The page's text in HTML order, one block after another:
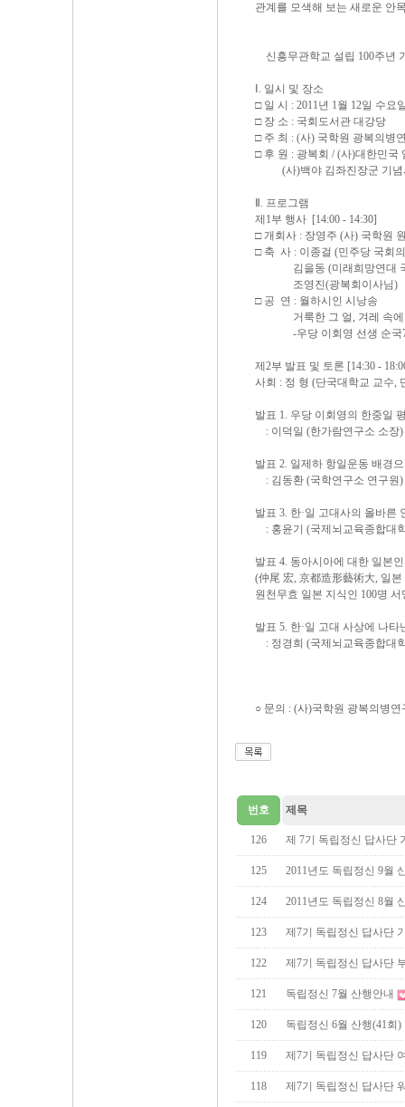
관계를 모색해 보는 새로운 안
신흥무관학교 설립 100주년
Ⅰ. 일시 및 장소
□ 일 시 : 2011년 1월 12일 수요
□ 장 소 : 국회도서관 대강당
□ 주 최 : (사) 국학원 광복의병
□ 후 원 : 광복회 / (사)대한민국
(사)백야 김좌진장군 기념사
Ⅱ. 프로그램
제1부 행사
□ 개회사 : 장영주 (사) 국학원
□ 축 사 : 이종걸 (민주당 국회
김을동 (미래희망연대 국
조영진(광복회이사님)
□ 공 연 : 월하시인 시낭송
거룩한 그 얼, 겨레 속에
-우당 이회영 선생 순국
제2부 발표 및 토론 [14:30 -
사회 : 정 형 (단국대학교 교수,
발표 1. 우당 이회영의 한중
: 이덕일 (한가람연구소
발표 2. 일제하 항일운동 배
: 김동환 (국학연구소 연구원)
발표 3. 한·일 고대사의 올바른
: 홍윤기 (국제뇌교육종합대
발표 4. 동아시아에 대한 일본
(仲尾 宏, 京都造形藝術大, 일
원천무효 일본 지식인 100명 서
발표 5. 한·일 고대 사상에 나타
: 정경희 (국제뇌교육종합대
○ 문의 : (사)국학원 광복의병연
번호 제목
126 제 7기 독립정신 답사단
125 2011년도 독립정신 9월
124 2011년도 독립정신 8월
123 제7기 독립정신 답사단
122 제7기 독립정신 답사단
121 독립정신 7월 산행안내
120 독립정신 6월 산행(41회)
119 제7기 독립정신 답사단
118 제7기 독립정신 답사단